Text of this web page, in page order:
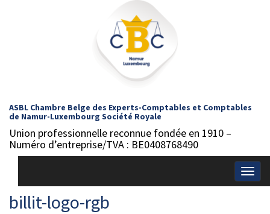
ASBL Chambre Belge des Experts-Comptables et Comptables
de Namur-Luxembourg Société Royale
Union professionnelle reconnue fondée en 1910 –
Numéro d’entreprise/TVA : BE0408768490
billit-logo-rgb